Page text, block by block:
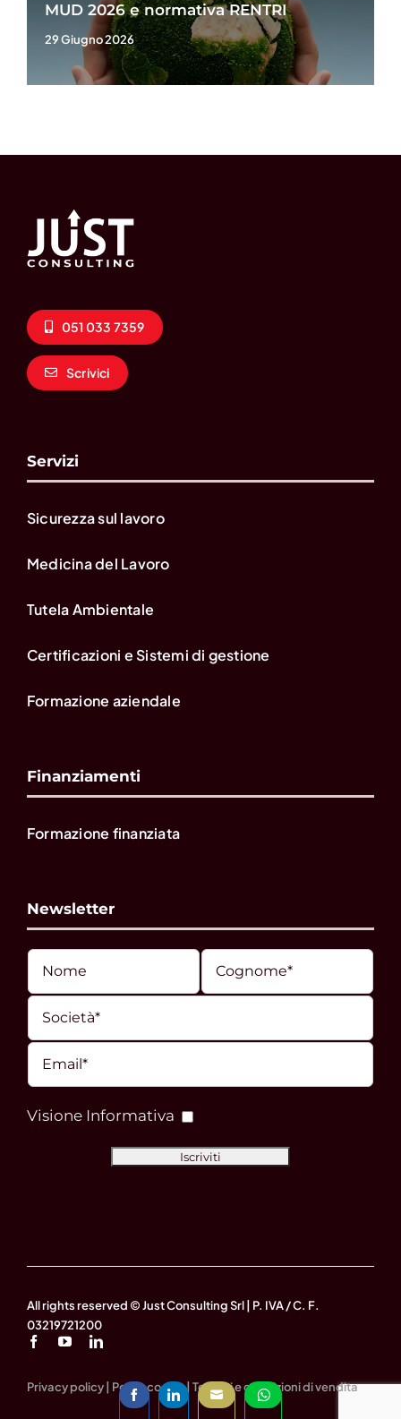
MUD 2026 e normativa RENTRI
29 Giugno 2026
051 033 7359
Scrivici
Servizi
Sicurezza sul lavoro
Medicina del Lavoro
Tutela Ambientale
Certificazioni e Sistemi di gestione
Formazione aziendale
Finanziamenti
Formazione finanziata
Newsletter
Visione Informativa
All rights reserved © Just Consulting Srl | P. IVA / C. F.
03219721200
Privacy policy| Policy cookie| Termini e condizioni di vendita